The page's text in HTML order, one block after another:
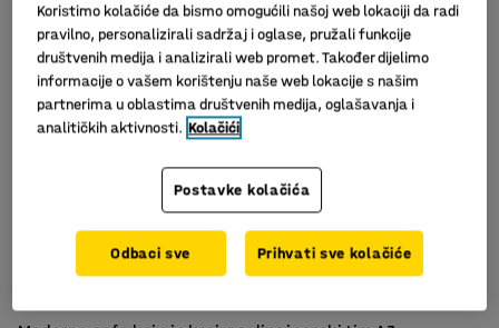
Moderan skandinavski dizajn
Izdržljiv materijal
Koristimo kolačiće da bismo omogućili našoj web lokaciji da radi
pravilno, personalizirali sadržaj i oglase, pružali funkcije
društvenih medija i analizirali web promet. Također dijelimo
informacije o vašem korištenju naše web lokacije s našim
partnerima u oblastima društvenih medija, oglašavanja i
analitičkih aktivnosti. Kolačići
Postavke kolačića
Odbaci sve Prihvati sve kolačiće